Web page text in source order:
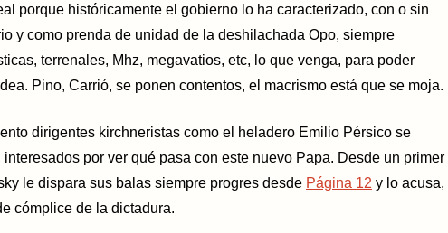
porque históricamente el gobierno lo ha caracterizado, con o sin
y como prenda de unidad de la deshilachada Opo, siempre
terrenales, Mhz, megavatios, etc, lo que venga, para poder
Pino, Carrió, se ponen contentos, el macrismo está que se moja.
dirigentes kirchneristas como el heladero Emilio Pérsico se
por ver qué pasa con este nuevo Papa. Desde un primer
le dispara sus balas siempre progres desde Página 12 y lo acusa,
cómplice de la dictadura.